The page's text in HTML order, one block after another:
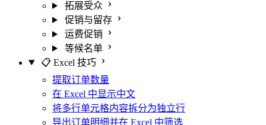
拓展受众
促销与留存
运费促销
等候名单
📋 Excel 技巧
提取订单数量
在 Excel 中显示中文
将多行单元格内容拆分为独立行
导出订单明细并在 Excel 中筛选